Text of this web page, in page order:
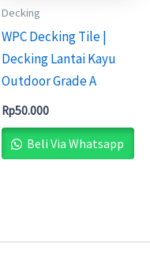
Decking
WPC Decking Tile |
Decking Lantai Kayu
Outdoor Grade A
Rp50.000
Beli Via Whatsapp